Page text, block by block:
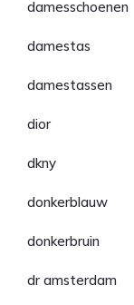
damesschoenen
damestas
damestassen
dior
dkny
donkerblauw
donkerbruin
dr amsterdam